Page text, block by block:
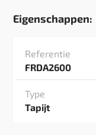
Eigenschappen:
Referentie
FRDA2600
Type
Tapijt